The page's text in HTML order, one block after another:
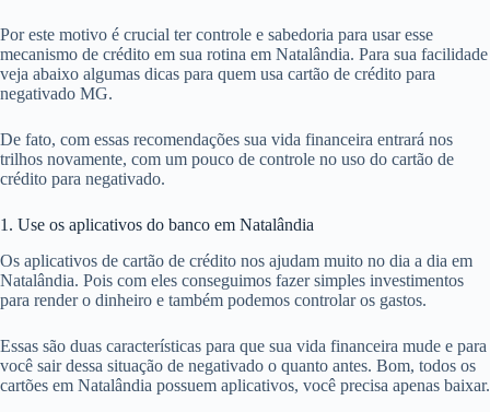
Por este motivo é crucial ter controle e sabedoria para usar esse
mecanismo de crédito em sua rotina em Natalândia. Para sua facilidade
veja abaixo algumas dicas para quem usa cartão de crédito para
negativado MG.
De fato, com essas recomendações sua vida financeira entrará nos
trilhos novamente, com um pouco de controle no uso do cartão de
crédito para negativado.
1. Use os aplicativos do banco em Natalândia
Os aplicativos de cartão de crédito nos ajudam muito no dia a dia em
Natalândia. Pois com eles conseguimos fazer simples investimentos
para render o dinheiro e também podemos controlar os gastos.
Essas são duas características para que sua vida financeira mude e para
você sair dessa situação de negativado o quanto antes. Bom, todos os
cartões em Natalândia possuem aplicativos, você precisa apenas baixar.